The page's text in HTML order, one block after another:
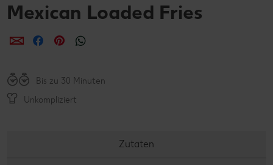
Mexican Loaded Fries
per E-Mail teilen
per Facebook teilen
per Pinterest teilen
Bis zu 30 Minuten
Unkompliziert
Zutaten